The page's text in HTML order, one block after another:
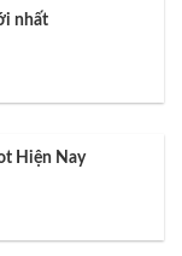
nhất
Hiện Nay